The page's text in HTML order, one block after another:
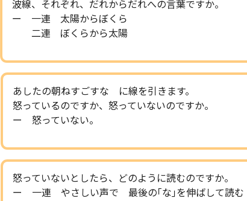
波線、それぞれ、だれからだれへの言葉ですか。
ー 一連 太陽からぼくら
二連 ぼくらから太陽
あしたの朝ねすごすな に線を引きます。
怒っているのですか、怒っていないのですか。
ー 怒っていない。
怒っていないとしたら、どのように読むのですか。
ー 一連 やさしい声で 最後の｢な｣を伸ばして読む